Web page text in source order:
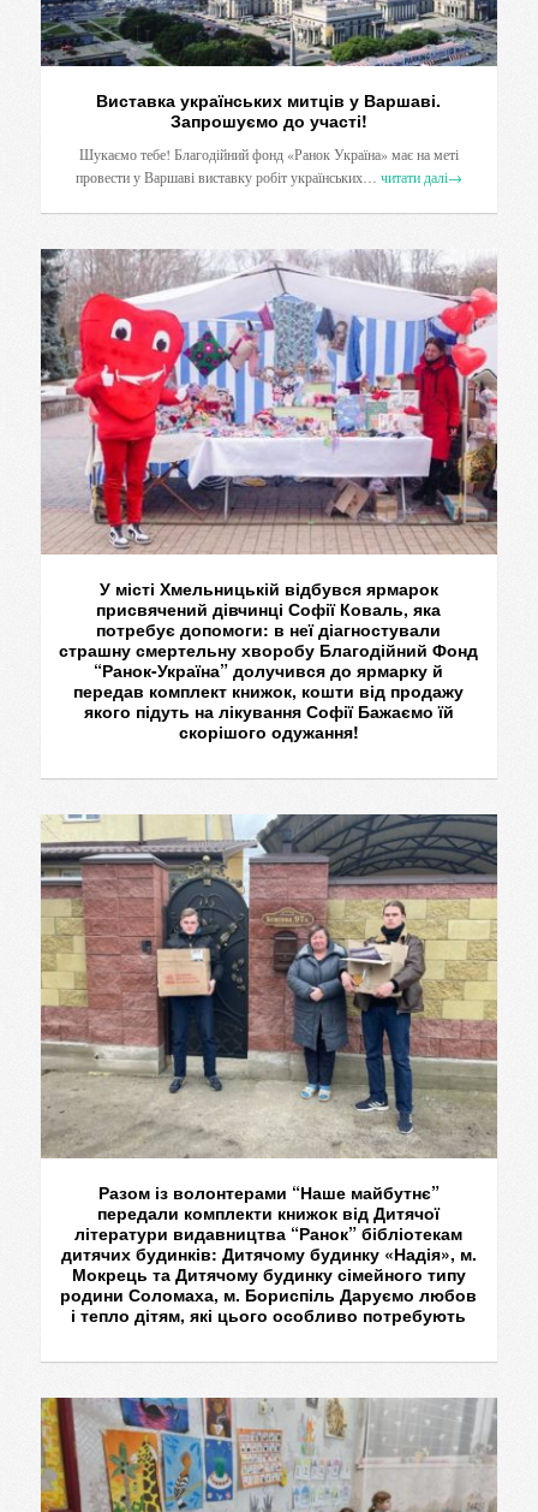
Виставка українських митців у Варшаві.
Запрошуємо до участі!
Шукаємо тебе! Благодійний фонд «Ранок Україна» має на меті
провести у Варшаві виставку робіт українських…
читати далі→
У місті Хмельницькій відбувся ярмарок
присвячений дівчинці Софії Коваль, яка
потребує допомоги: в неї діагностували
страшну смертельну хворобу Благодійний Фонд
“Ранок-Україна” долучився до ярмарку й
передав комплект книжок, кошти від продажу
якого підуть на лікування Софії Бажаємо їй
скорішого одужання!
Разом із волонтерами “Наше майбутнє”
передали комплекти книжок від Дитячої
літератури видавництва “Ранок” бібліотекам
дитячих будинків: Дитячому будинку «Надія», м.
Мокрець та Дитячому будинку сімейного типу
родини Соломаха, м. Бориспіль Даруємо любов
і тепло дітям, які цього особливо потребують